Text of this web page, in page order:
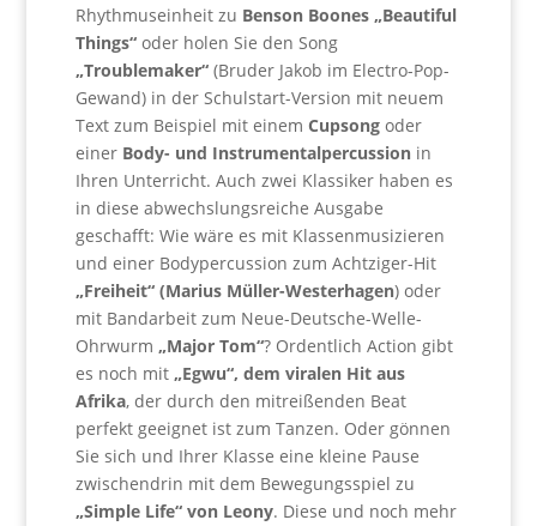
Rhythmuseinheit zu Benson Boones „Beautiful
Things“oder holen Sie den Song
„Troublemaker“(Bruder Jakob im Electro-Pop-
Gewand) in der Schulstart-Version mit neuem
Text zum Beispiel mit einem Cupsongoder
einer Body- und Instrumentalpercussionin
Ihren Unterricht. Auch zwei Klassiker haben es
in diese abwechslungsreiche Ausgabe
geschafft: Wie wäre es mit Klassenmusizieren
und einer Bodypercussion zum Achtziger-Hit
„Freiheit“ (Marius Müller-Westerhagen) oder
mit Bandarbeit zum Neue-Deutsche-Welle-
Ohrwurm „Major Tom“? Ordentlich Action gibt
es noch mit„Egwu“, dem viralen Hit aus
Afrika, der durch den mitreißenden Beat
perfekt geeignet ist zum Tanzen. Oder gönnen
Sie sich und Ihrer Klasse eine kleine Pause
zwischendrin mit dem Bewegungsspiel zu
„Simple Life“ von Leony. Diese und noch mehr